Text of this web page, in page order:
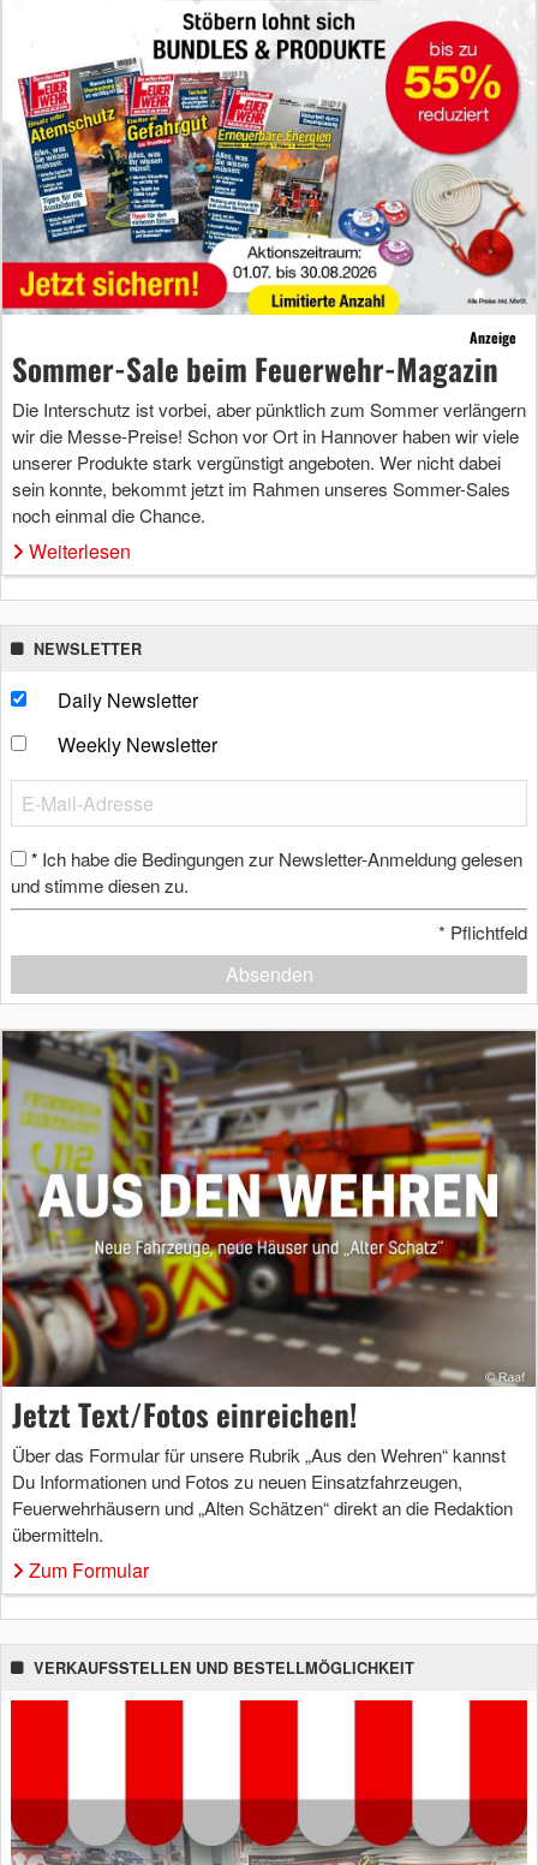
Anzeige
Sommer-Sale beim Feuerwehr-Magazin
Die Interschutz ist vorbei, aber pünktlich zum Sommer verlängern
wir die Messe-Preise! Schon vor Ort in Hannover haben wir viele
unserer Produkte stark vergünstigt angeboten. Wer nicht dabei
sein konnte, bekommt jetzt im Rahmen unseres Sommer-Sales
noch einmal die Chance.
Weiterlesen
NEWSLETTER
Daily Newsletter
Weekly Newsletter
* Ich habe die Bedingungen zur Newsletter-Anmeldung gelesen
und stimme diesen zu.
* Pflichtfeld
Absenden
Jetzt Text/Fotos einreichen!
Über das Formular für unsere Rubrik „Aus den Wehren“ kannst
Du Informationen und Fotos zu neuen Einsatzfahrzeugen,
Feuerwehrhäusern und „Alten Schätzen“ direkt an die Redaktion
übermitteln.
Zum Formular
VERKAUFSSTELLEN UND BESTELLMÖGLICHKEIT